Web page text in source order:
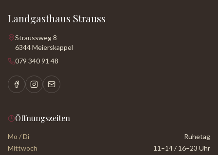
Landgasthaus Strauss
Straussweg 8
6344 Meierskappel
079 340 91 48
Öffnungszeiten
Mo / Di
Ruhetag
Mittwoch
11–14 / 16–23 Uhr